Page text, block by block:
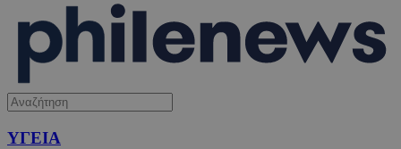
ΥΓΕΙΑ